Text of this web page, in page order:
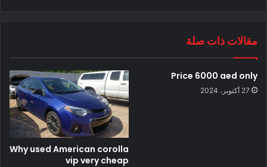
مقالات ذات صلة
Price 6000 aed only
27 أكتوبر، 2024
Why used American corolla
vip very cheap